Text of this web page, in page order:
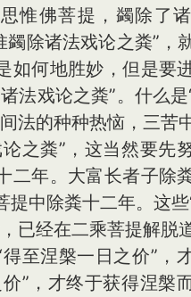
惟佛菩提，蠲除了
蠲除诸法戏论之粪”，
如何地胜妙，但是要
法戏论之粪”。什么
法的种种热恼，三苦
之粪”，这当然要先
二年。大富长者子除
提中除粪十二年。这
已经在二乘菩提解脱
至涅槃一日之价”，
”，才终于获得涅槃